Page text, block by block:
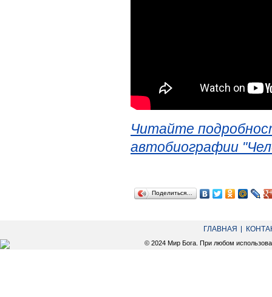
Читайте
автобиографии
Поделиться…
ГЛАВНАЯ
© 2024 Мир Бога. При любом